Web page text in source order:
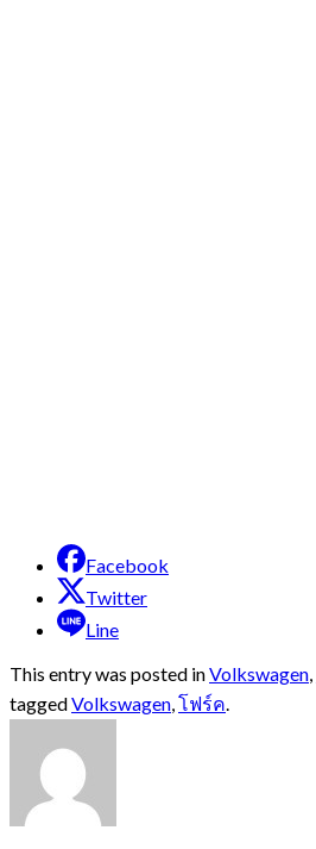
Facebook
Twitter
Line
This entry was posted inVolkswagen,
taggedVolkswagen,โฟร์ค.